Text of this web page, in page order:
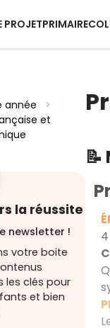
PROJETPRIMAIRE
année
>
et
la réussite
newsletter !
votre boite
les clés pour
et bien